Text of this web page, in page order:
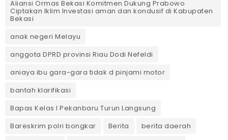
Aliansi Ormas Bekasi Komitmen Dukung Prabowo
Ciptakan Iklim Investasi aman dan kondusif di Kabupaten
Bekasi
anak negeri Melayu
anggota DPRD provinsi Riau Dodi Nefeldi
aniaya ibu gara-gara tidak d pinjami motor
bantah klarifikasi
Bapas Kelas I Pekanbaru Turun Langsung
Bareskrim polri bongkar
Berita
berita daerah